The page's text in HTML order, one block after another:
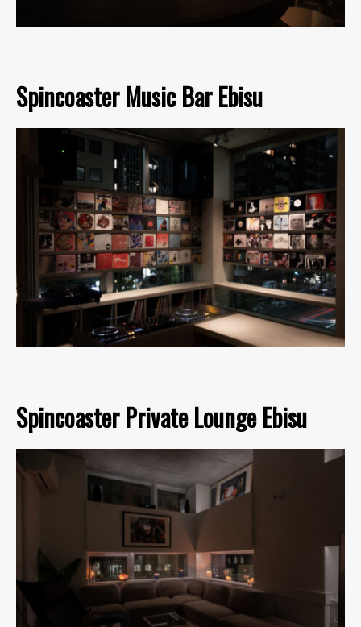
Spincoaster Music Bar Ebisu
Spincoaster Private Lounge Ebisu